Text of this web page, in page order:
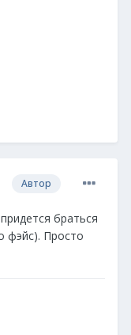
Автор
браться
фэйс). Просто